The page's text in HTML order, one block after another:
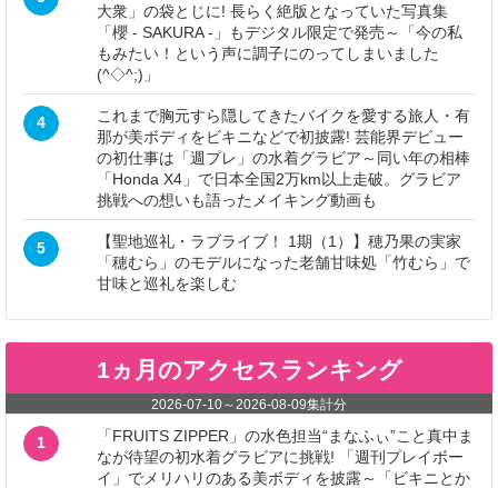
大衆」の袋とじに! 長らく絶版となっていた写真集
「櫻 - SAKURA -」もデジタル限定で発売～「今の私
もみたい！という声に調子にのってしまいました
(^◇^;)」
4
これまで胸元すら隠してきたバイクを愛する旅人・有
那が美ボディをビキニなどで初披露! 芸能界デビュー
の初仕事は「週プレ」の水着グラビア～同い年の相棒
「Honda X4」で日本全国2万km以上走破。グラビア
挑戦への想いも語ったメイキング動画も
5
【聖地巡礼・ラブライブ！ 1期（1）】穂乃果の実家
「穂むら」のモデルになった老舗甘味処「竹むら」で
甘味と巡礼を楽しむ
1ヵ月のアクセスランキング
2026-07-10～ 2026-08-09集計分
1
「FRUITS ZIPPER」の水色担当“まなふぃ”こと真中ま
なが待望の初水着グラビアに挑戦! 「週刊プレイボー
イ」でメリハリのある美ボディを披露～「ビキニとか